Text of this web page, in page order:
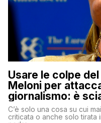
Usare le colpe
Meloni per
giornalismo: è
Dimostriamo di
C’è solo una cosa su cui
criticata o anche solo tirata